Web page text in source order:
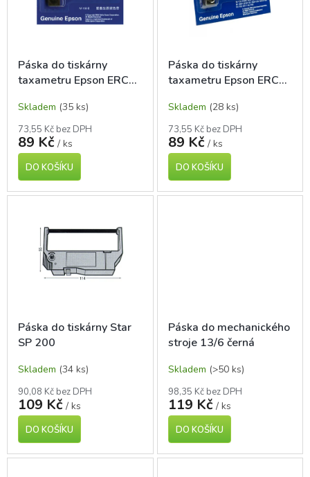
d
u
t
ů
Páska do tiskárny
taxametru Epson ERC
Skladem (35 ks)
73,55 Kč bez DPH
89 Kč / ks
DO KOŠÍKU
Páska do tiskárny
taxametru Epson ERC
Skladem (28 ks)
73,55 Kč bez DPH
89 Kč / ks
DO KOŠÍKU
Páska do tiskárny Star
SP 200
Skladem (34 ks)
90,08 Kč bez DPH
109 Kč / ks
DO KOŠÍKU
Páska do mechanického
stroje 13/6 černá
Skladem (>50 ks)
98,35 Kč bez DPH
119 Kč / ks
DO KOŠÍKU